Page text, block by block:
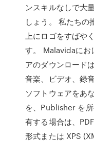
ンスキルなしで大
しょう。 私たちの
上にロゴをすばや
す。 Malavidaにお
アのダウンロード
音楽、ビデオ、録
ソフトウェアをあ
を、Publisher を
有する場合は、
形式または XPS